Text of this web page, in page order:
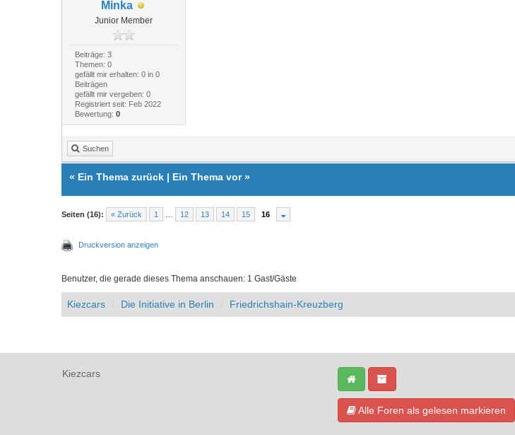
Minka
Junior Member
Beiträge: 3
Themen: 0
gefällt mir erhalten: 0 in 0
Beiträgen
gefällt mir vergeben: 0
Registriert seit: Feb 2022
Bewertung: 0
Suchen
« Ein Thema zurück | Ein Thema vor»
Seiten (16): « Zurück 1 12 13 14 15 16
Druckversion anzeigen
Benutzer, die gerade dieses Thema anschauen: 1 Gast/Gäste
Kiezcars Die Initiative in Berlin Friedrichshain-Kreuzberg
Kiezcars
Alle Foren als gelesen markieren